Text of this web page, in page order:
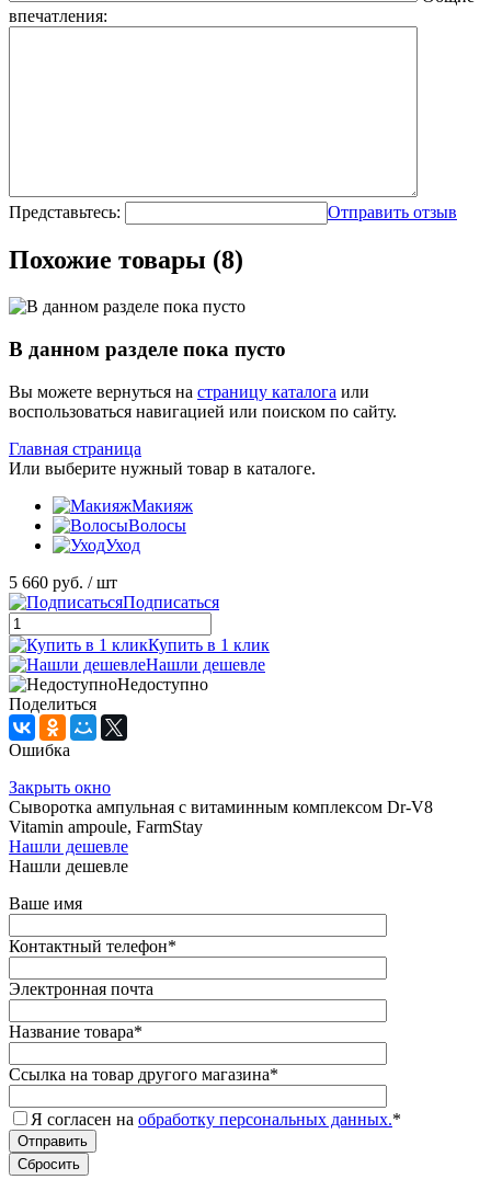
впечатления:
Представьтесь: Отправить отзыв
Похожие товары (8)
В данном разделе пока пусто
Вы можете вернуться на страницу каталога или
воспользоваться навигацией или поиском по сайту.
Главная страница
Или выберите нужный товар в каталоге.
Макияж
Волосы
Уход
5 660 руб. / шт
Подписаться
Купить в 1 клик
Нашли дешевле
Недоступно
Поделиться
Ошибка
Закрыть окно
Сыворотка ампульная с витаминным комплексом Dr-V8
Vitamin ampoule, FarmStay
Нашли дешевле
Нашли дешевле
Ваше имя
Контактный телефон*
Электронная почта
Название товара*
Ссылка на товар другого магазина*
Я согласен на обработку персональных данных.*